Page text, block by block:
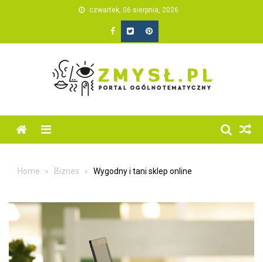
czwartek, 06 sierpnia, 2026
Home Biznes Wygodny i tani sklep online